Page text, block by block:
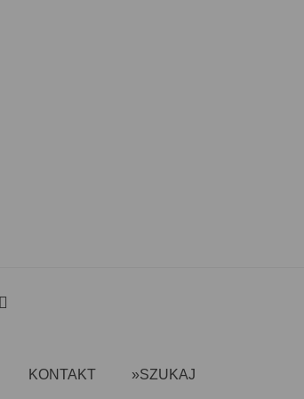
KONTAKT »SZUKAJ